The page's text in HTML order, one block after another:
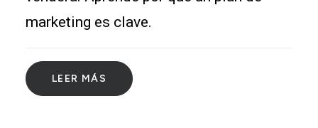
marketing es clave.
LEER MÁS